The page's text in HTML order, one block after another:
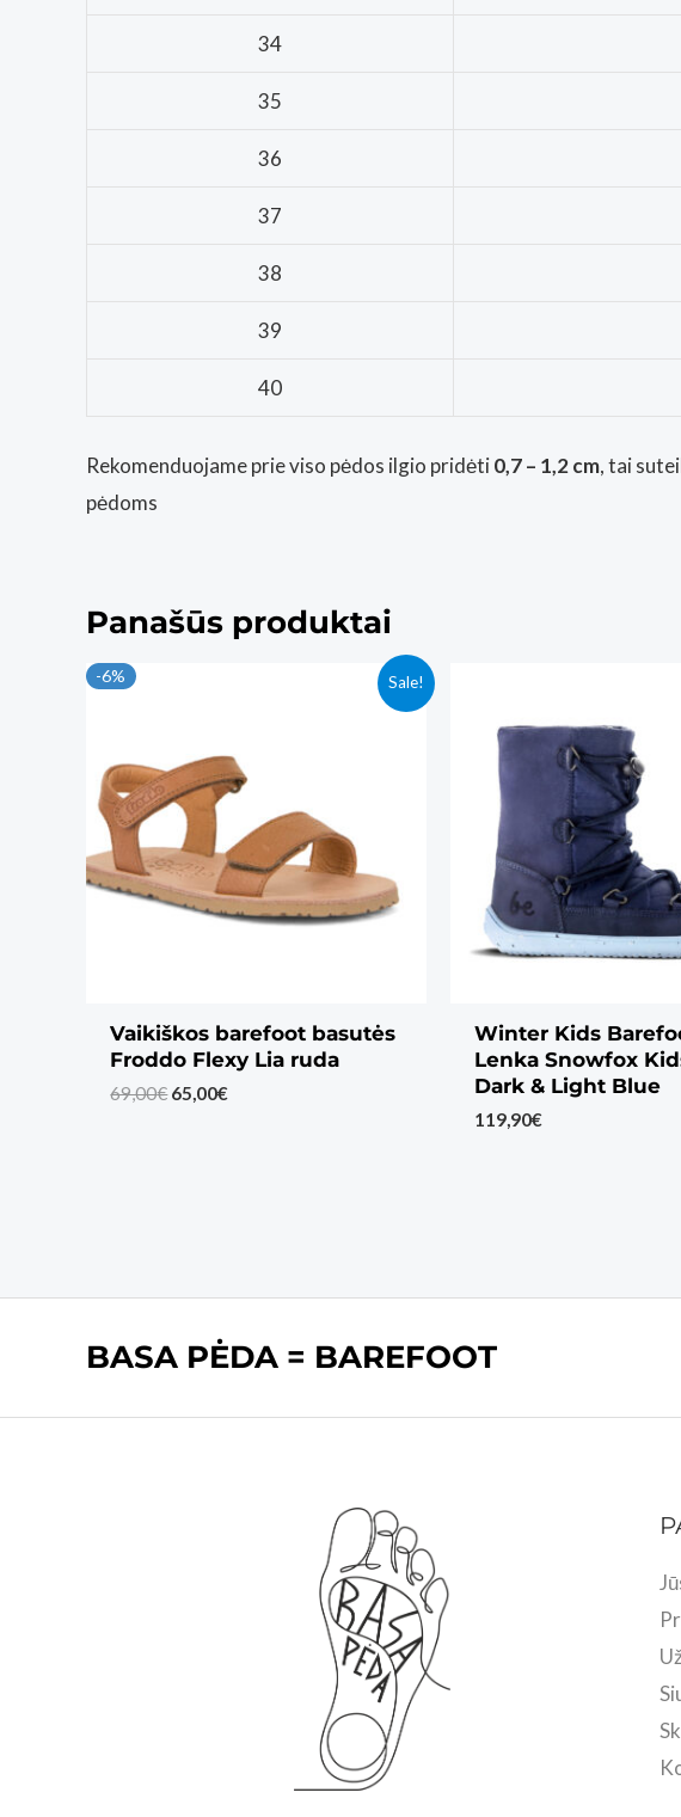
34
35
36
37
38
39
40
Rekomenduojame prie viso pėdos ilgio pridėti0,7 – 1,2 cm, tai
pėdoms
Panašūs produktai
Sale!
-6%
Vaikiškos barefoot basutės
Froddo Flexy Lia ruda
69,00€ Original
65,00€Current
Winter Kids
Lenka Snowfox
Dark & Light Blue
119,90€
BASA PĖDA = BAREFOOT